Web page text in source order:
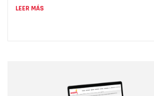
LEER MÁS